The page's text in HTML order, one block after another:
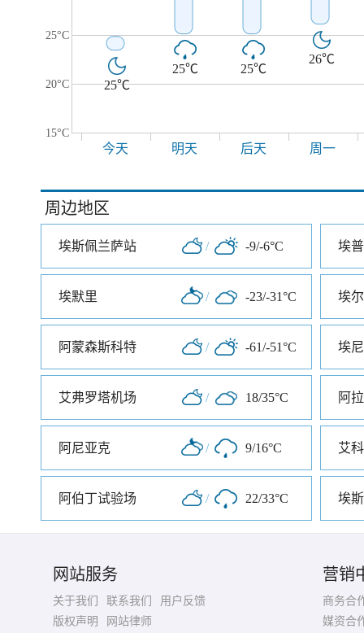
25°C
20°C
15°C
25℃
25℃ 25℃
26℃
今天 明天 后天 周一
周边地区
埃斯佩兰萨站 / -9/-6°C 埃
埃默里 / -23/-31°C 埃
阿蒙森斯科特 / -61/-51°C 埃
艾弗罗塔机场 / 18/35°C 阿
阿尼亚克 / 9/16°C 艾科
阿伯丁试验场 / 22/33°C 埃
网站服务
关于我们 联系我们
用户反馈
版权声明
网站律师
营销
商务合
媒资合